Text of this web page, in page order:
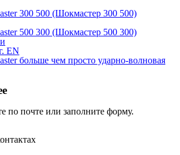
300 500 (Шокмастер 300 500)
500 300 (Шокмастер 500 300)
EN
больше чем просто ударно-волновая
по почте или заполните форму.